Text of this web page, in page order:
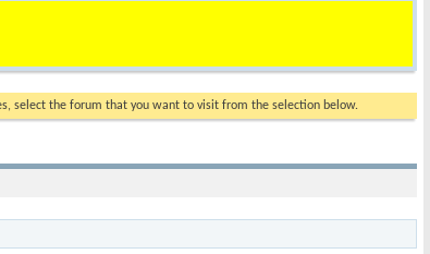
select the forum that you want to visit from the selection below.